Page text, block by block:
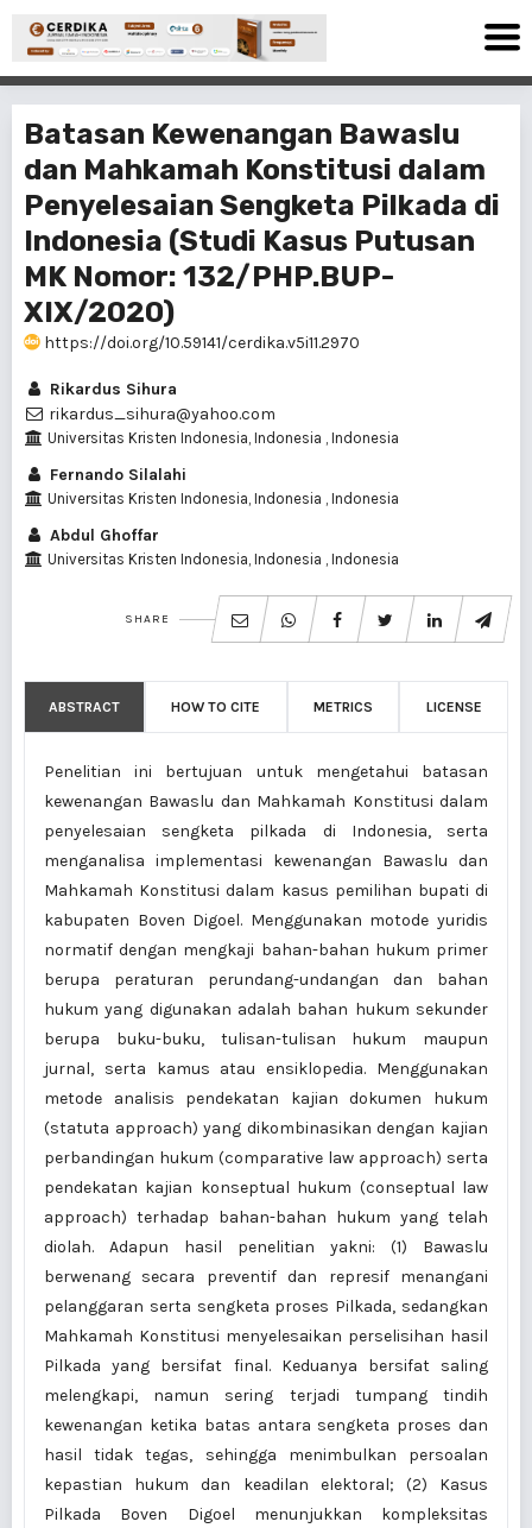
Batasan Kewenangan Bawaslu
dan Mahkamah Konstitusi dalam
Penyelesaian Sengketa Pilkada di
Indonesia (Studi Kasus Putusan
MK Nomor: 132/PHP.BUP-
XIX/2020)
https://doi.org/10.59141/cerdika.v5i11.2970
Rikardus Sihura
rikardus_sihura@yahoo.com
Universitas Kristen Indonesia, Indonesia , Indonesia
Fernando Silalahi
Universitas Kristen Indonesia, Indonesia , Indonesia
Abdul Ghoffar
Universitas Kristen Indonesia, Indonesia , Indonesia
SHARE
ABSTRACT HOW TO CITE METRICS LICENSE
Penelitian ini bertujuan untuk mengetahui batasan
kewenangan Bawaslu dan Mahkamah Konstitusi dalam
penyelesaian sengketa pilkada di Indonesia, serta
menganalisa implementasi kewenangan Bawaslu dan
Mahkamah Konstitusi dalam kasus pemilihan bupati di
kabupaten Boven Digoel. Menggunakan motode yuridis
normatif dengan mengkaji bahan-bahan hukum primer
berupa peraturan perundang-undangan dan bahan
hukum yang digunakan adalah bahan hukum sekunder
berupa buku-buku, tulisan-tulisan hukum maupun
jurnal, serta kamus atau ensiklopedia. Menggunakan
metode analisis pendekatan kajian dokumen hukum
(statuta approach) yang dikombinasikan dengan kajian
perbandingan hukum (comparative law approach) serta
pendekatan kajian konseptual hukum (conseptual law
approach) terhadap bahan-bahan hukum yang telah
diolah. Adapun hasil penelitian yakni: (1) Bawaslu
berwenang secara preventif dan represif menangani
pelanggaran serta sengketa proses Pilkada, sedangkan
Mahkamah Konstitusi menyelesaikan perselisihan hasil
Pilkada yang bersifat final. Keduanya bersifat saling
melengkapi, namun sering terjadi tumpang tindih
kewenangan ketika batas antara sengketa proses dan
hasil tidak tegas, sehingga menimbulkan persoalan
kepastian hukum dan keadilan elektoral; (2) Kasus
Pilkada Boven Digoel menunjukkan kompleksitas